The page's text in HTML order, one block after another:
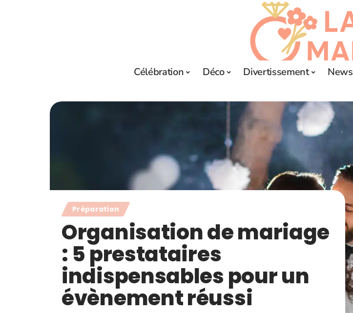
Célébration Déco Divertissement News
Préparation
Organisation de mariage
: 5 prestataires
indispensables pour un
évènement réussi